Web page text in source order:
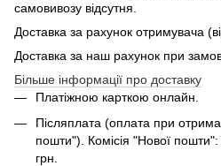
самовивозу відсутня.
Доставка за рахунок отримувача
Доставка за наш рахунок при
Більше інформації про доставку
Платіжною карткою онлайн.
Післяплата (оплата при
пошти"). Комісія "Нової
грн.